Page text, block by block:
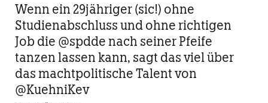
Wenn ein 29jähriger (sic!) ohne
Studienabschluss und ohne richtigen
Job die @spdde nach seiner Pfeife
tanzen lassen kann, sagt das viel über
das machtpolitische Talent von
@KuehniKev